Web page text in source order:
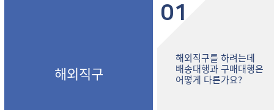
해외직구
01
해외직구를 하려는데
배송대행과 구매대행은
어떻게 다른가요?